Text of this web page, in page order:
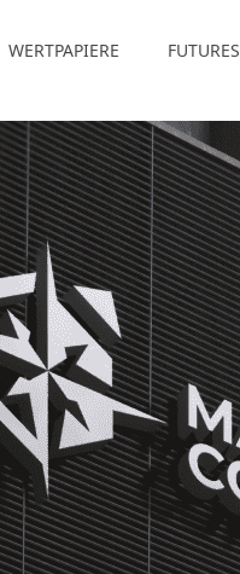
WERTPAPIERE FUTURES